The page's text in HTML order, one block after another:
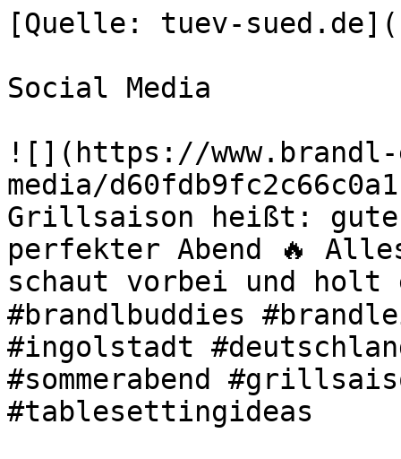
[Quelle: tuev-
Social Media
![](https://
media/
Grillsaison heißt:
perfekter Abend 🔥
schaut vorbei und holt
#brandlbuddies
#ingolstadt
#sommerabend
#tablesettingideas